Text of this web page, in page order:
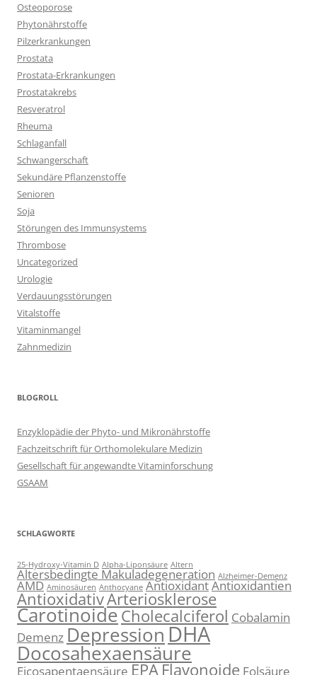
Osteoporose
Phytonährstoffe
Pilzerkrankungen
Prostata
Prostata-Erkrankungen
Prostatakrebs
Resveratrol
Rheuma
Schlaganfall
Schwangerschaft
Sekundäre Pflanzenstoffe
Senioren
Soja
Störungen des Immunsystems
Thrombose
Uncategorized
Urologie
Verdauungsstörungen
Vitalstoffe
Vitaminmangel
Zahnmedizin
BLOGROLL
Enzyklopädie der Phyto- und Mikronährstoffe
Fachzeitschrift für Orthomolekulare Medizin
Gesellschaft für angewandte Vitaminforschung
GSAAM
SCHLAGWORTE
25-Hydroxy-Vitamin D Alpha-Liponsäure Altern
Altersbedingte Makuladegeneration Alzheimer-Demenz
AMD Aminosäuren Anthocyane AntioxidantAntioxidantien
AntioxidativArteriosklerose
CarotinoideCholecalciferol Cobalamin
Demenz DepressionDHA
Docosahexaensäure
Eicosapentaensäure EPAFlavonoide Folsäure